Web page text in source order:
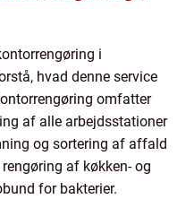
i
hvad denne service
omfatter
af alle arbejdsstationer
og sortering af affald
af køkken- og
for bakterier.